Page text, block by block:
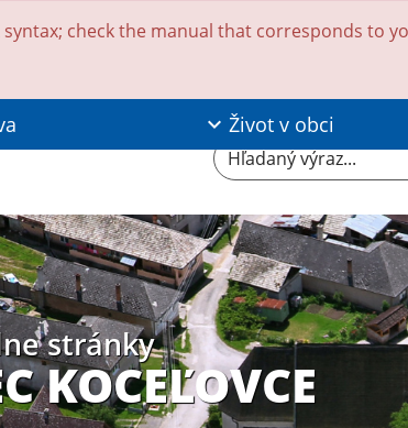
syntax; check the manual that corresponds
Hľadaný výraz...
Život v obci
stránky
KOCEĽOVCE